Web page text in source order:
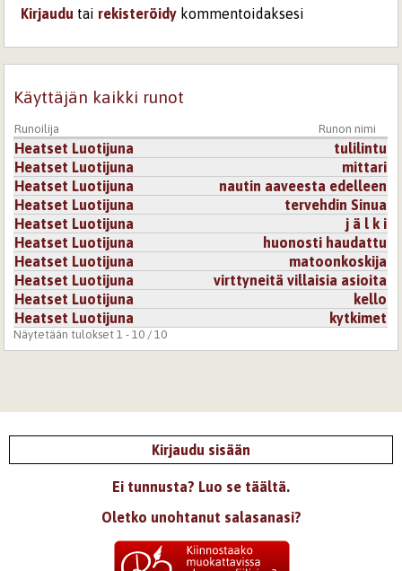
Kirjaudu tai rekisteröidy kommentoidaksesi
Käyttäjän kaikki runot
Runoilija Runon nimi
Heatset Luotijuna
tulilintu
Heatset Luotijuna
mittari
Heatset Luotijuna
nautin aaveesta edelleen
Heatset Luotijuna
tervehdin Sinua
Heatset Luotijuna
j ä l k i
Heatset Luotijuna
huonosti haudattu
Heatset Luotijuna
matoonkoskija
Heatset Luotijuna
virttyneitä villaisia asioita
Heatset Luotijuna
kello
Heatset Luotijuna
kytkimet
Näytetään tulokset 1 - 10 / 10
Kirjaudu sisään
Ei tunnusta? Luo se täältä.
Oletko unohtanut salasanasi?